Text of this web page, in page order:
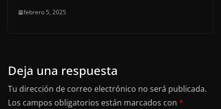
febrero 5, 2025
Deja una respuesta
Tu dirección de correo electrónico no será publicada.
Los campos obligatorios están marcados con *